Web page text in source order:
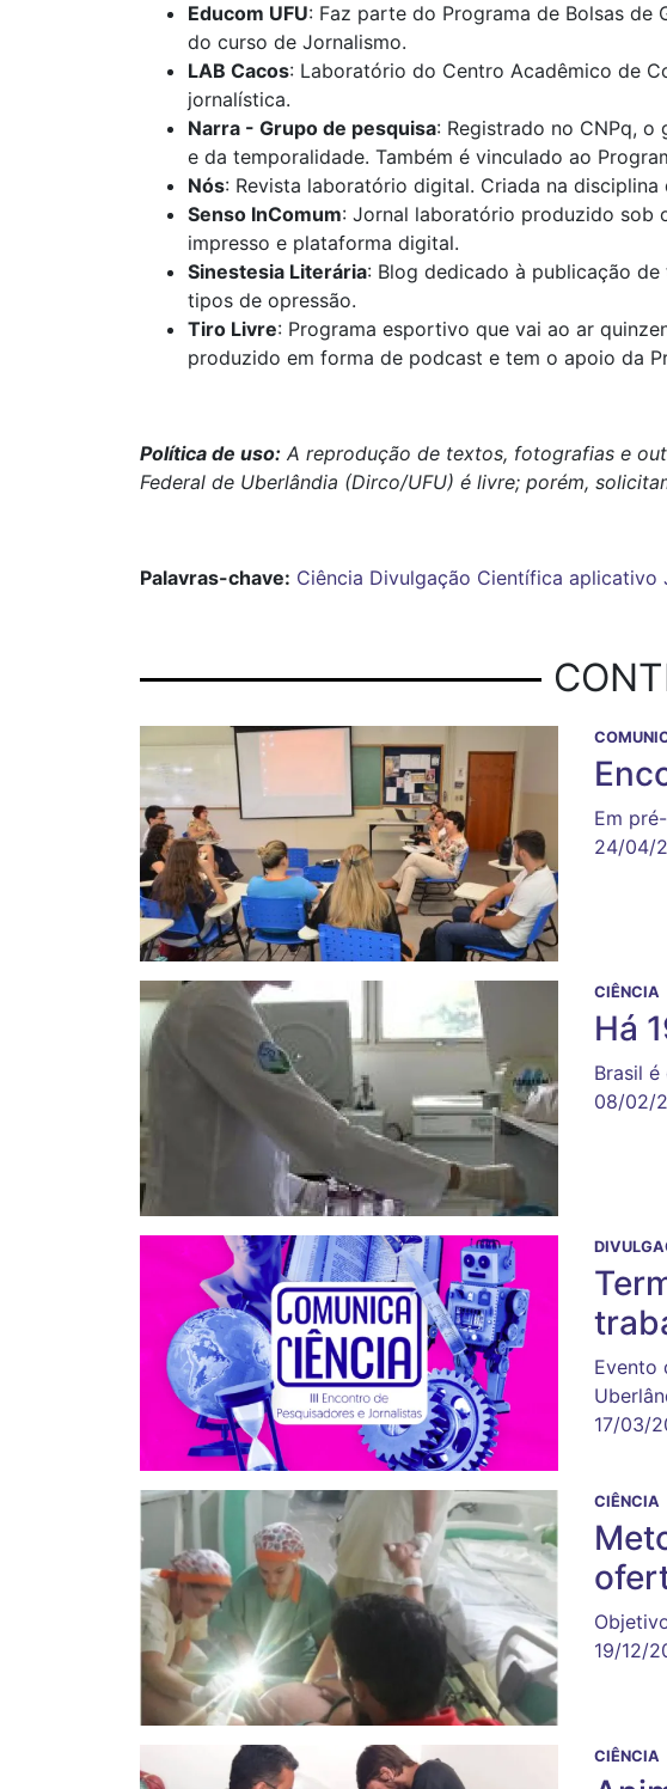
Educom UFU: Faz parte do Programa de Bolsas de
do curso de Jornalismo.
LAB Cacos: Laboratório do Centro Acadêmico de
jornalística.
Narra - Grupo de pesquisa: Registrado no CNPq,
e da temporalidade. Também é vinculado ao
Nós: Revista laboratório digital. Criada na
Senso InComum: Jornal laboratório produzido sob
impresso e plataforma digital.
Sinestesia Literária: Blog dedicado à publicação
tipos de opressão.
Tiro Livre: Programa esportivo que vai ao ar
produzido em forma de podcast e tem o apoio da
Política de uso: A reprodução de textos, fotografias e
Federal de Uberlândia (Dirco/UFU) é livre; porém,
Palavras-chave: Ciência Divulgação Científica aplicativo
Em
24/04/
CIÊNCIA
Há
Brasil
08/02/
Evento
17/03/
CIÊNCIA
19/12/
CIÊNCIA